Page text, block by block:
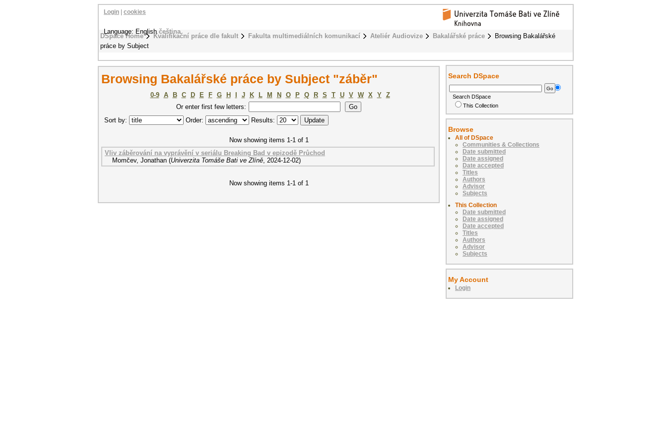
DSpace Home Kvalifikační práce dle fakult Fakulta multimediálních komunikací Ateliér Audiovize Bakalářské práce
Browsing Bakalářské
práce by Subject
Login cookies
Language: Englishčeština
Browsing Bakalářské práce by Subject "záběr"
0-9 A B C D E F G H J K L M N O P Q R S T U V W X Y
Z
Or enter first few letters:
Sort by:
Order: Results:
Now showing items 1-1 of 1
Vliv záběrování na vyprávění v seriálu Breaking Bad v epizodě Průchod
Momčev, Jonathan (Univerzita Tomáše Bati ve Zlíně, 2024-12-02)
Now showing items 1-1 of 1
Search DSpace
Search DSpace
This Collection
Browse
All of DSpace
Communities & Collections
Date submitted
Date assigned
Date accepted
Titles
Authors
Advisor
Subjects
This Collection
Date submitted
Date assigned
Date accepted
Titles
Authors
Advisor
Subjects
My Account
Login